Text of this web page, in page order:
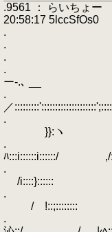
.9561 ： らいちょ
20:58:17 5lccSfOs0
.
.
.
. ／::::::
ー-.､ __
／
. /:::::/:::/＞
}}:ヽ
.
ﾊ:::i::::::i::::::/ ,/
.
/i::::}::::::
.
/ !::;::::::::
.